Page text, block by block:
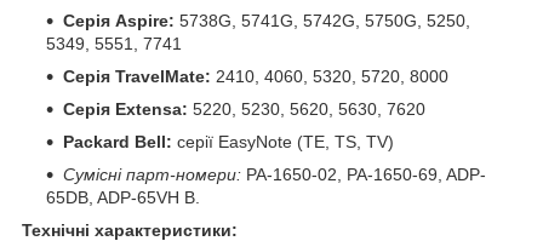
Серія Aspire: 5738G, 5741G, 5742G, 5750G, 5250,
5349, 5551, 7741
Серія TravelMate: 2410, 4060, 5320, 5720, 8000
Серія Extensa: 5220, 5230, 5620, 5630, 7620
Packard Bell: серії EasyNote (TE, TS, TV)
Сумісні парт-номери: PA-1650-02, PA-1650-69, ADP-
65DB, ADP-65VH B.
Технічні характеристики: